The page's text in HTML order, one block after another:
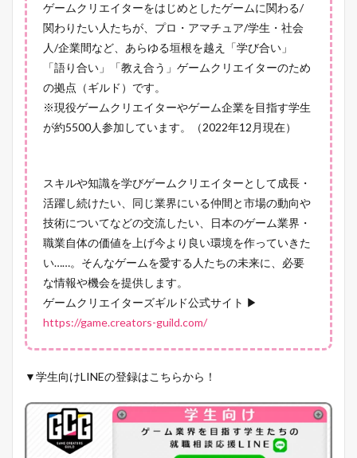
ゲームクリエイターをはじめとしたゲームに関わる/
関わりたい人たちが、プロ・アマチュア/学生・社会
人/企業間など、あらゆる垣根を越え「学び合い」
「語り合い」「教え合う」ゲームクリエイターのため
の拠点（ギルド）です。
※現役ゲームクリエイターやゲーム企業を目指す学生
が約5500人参加しています。（2022年12月現在）
スキルや知識を学びゲームクリエイターとして成長・
活躍し続けたい、同じ業界にいる仲間と市場の動向や
技術についてなどの交流したい、日本のゲーム業界・
職業自体の価値を上げ今より良い環境を作っていきた
い……。そんなゲームを愛する人たちの未来に、必要
な情報や機会を提供します。
ゲームクリエイターズギルド公式サイト ▶
https://game.creators-guild.com/
▼学生向けLINEの登録はこちらから！